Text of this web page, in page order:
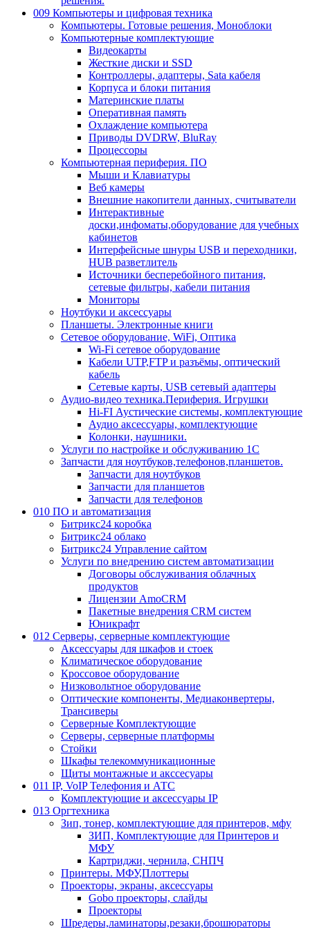
009 Компьютеры и цифровая техника
Компьютеры. Готовые решения, Моноблоки
Компьютерные комплектующие
Видеокарты
Жесткие диски и SSD
Контроллеры, адаптеры, Sata кабеля
Корпуса и блоки питания
Материнские платы
Оперативная память
Охлаждение компьютера
Приводы DVDRW, BluRay
Процессоры
Компьютерная периферия. ПО
Мыши и Клавиатуры
Веб камеры
Внешние накопители данных, считыватели
Интерактивные
доски,инфоматы,оборудование для учебных
кабинетов
Интерфейсные шнуры USB и переходники,
HUB разветлитель
Источники бесперебойного питания,
сетевые фильтры, кабели питания
Мониторы
Ноутбуки и аксессуары
Планшеты. Электронные книги
Сетевое оборудование, WiFi, Оптика
Wi-Fi сетевое оборудование
Кабели UTP,FTP и разъёмы, оптический
кабель
Сетевые карты, USB сетевый адаптеры
Аудио-видео техника.Периферия. Игрушки
Hi-FI Аустические системы, комплектующие
Аудио аксессуары, комплектующие
Колонки, наушники.
Услуги по настройке и обслуживанию 1С
Запчасти для ноутбуков,телефонов,планшетов.
Запчасти для ноутбуков
Запчасти для планшетов
Запчасти для телефонов
010 ПО и автоматизация
Битрикс24 коробка
Битрикс24 облако
Битрикс24 Управление сайтом
Услуги по внедрению систем автоматизации
Договоры обслуживания облачных
продуктов
Лицензии AmoCRM
Пакетные внедрения CRM систем
Юникрафт
012 Серверы, серверные комплектующие
Аксессуары для шкафов и стоек
Климатическое оборудование
Кроссовое оборудование
Низковольтное оборудование
Оптические компоненты, Медиаконвертеры,
Трансиверы
Серверные Комплектующие
Серверы, серверные платформы
Стойки
Шкафы телекоммуникационные
Щиты монтажные и акссесуары
011 IP, VoIP Телефония и АТС
Комплектующие и аксессуары IP
013 Оргтехника
Зип, тонер, комплектующие для принтеров, мфу
ЗИП, Комплектующие для Принтеров и
МФУ
Картриджи, чернила, СНПЧ
Принтеры. МФУ,Плоттеры
Проекторы, экраны, аксессуары
Gobo проекторы, слайды
Проекторы
Шредеры,ламинаторы,резаки,брошюраторы